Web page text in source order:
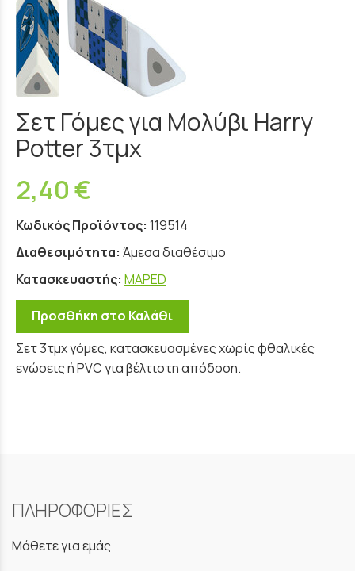
Σετ Γόμες για Μολύβι Harry
Potter 3τμχ
2,40 €
Κωδικός Προϊόντος: 119514
Διαθεσιμότητα: Άμεσα διαθέσιμο
Κατασκευαστής: MAPED
Προσθήκη στο Καλάθι
Σετ 3τμχ γόμες, κατασκευασμένες χωρίς φθαλικές
ενώσεις ή PVC για βέλτιστη απόδοση.
ΠΛΗΡΟΦΟΡΙΕΣ
Μάθετε για εμάς